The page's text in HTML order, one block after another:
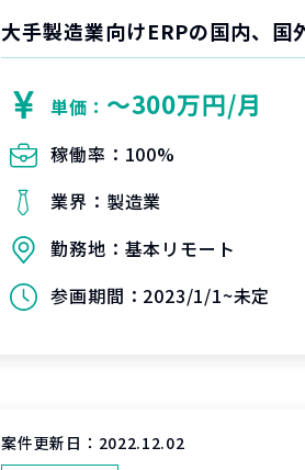
大手製造業向けERPの国内、国
単価： 〜300万円/月
稼働率： 100%
業界： 製造業
勤務地： 基本リモート
参画期間： 2023/1/1~未定
案件更新日： 2022.12.02